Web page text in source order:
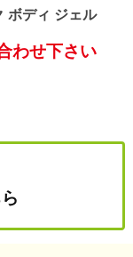
ボディ ジェル
わせ下さい